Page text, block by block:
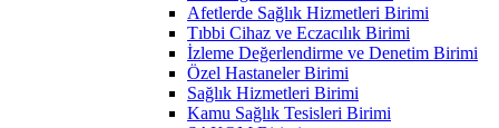
Afetlerde Sağlık Hizmetleri Birimi
Tıbbi Cihaz ve Eczacılık Birimi
İzleme Değerlendirme ve Denetim Birimi
Özel Hastaneler Birimi
Sağlık Hizmetleri Birimi
Kamu Sağlık Tesisleri Birimi